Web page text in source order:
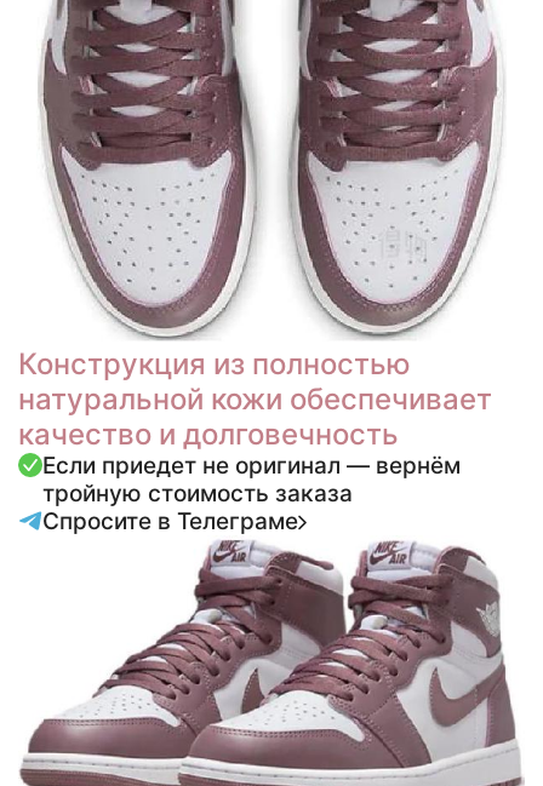
Конструкция из полностью
натуральной кожи обеспечивает
качество и долговечность
Если приедет не оригинал — вернём
тройную стоимость заказа
Спросите в Телеграме